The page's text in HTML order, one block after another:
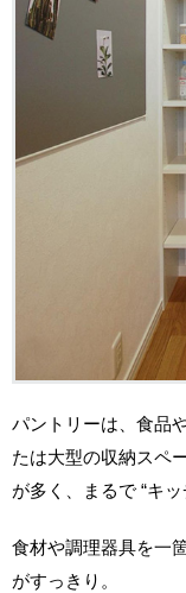
パントリーは、食品
たは大型の収納スペ
が多く、まるで “キ
食材や調理器具を一
がすっきり。